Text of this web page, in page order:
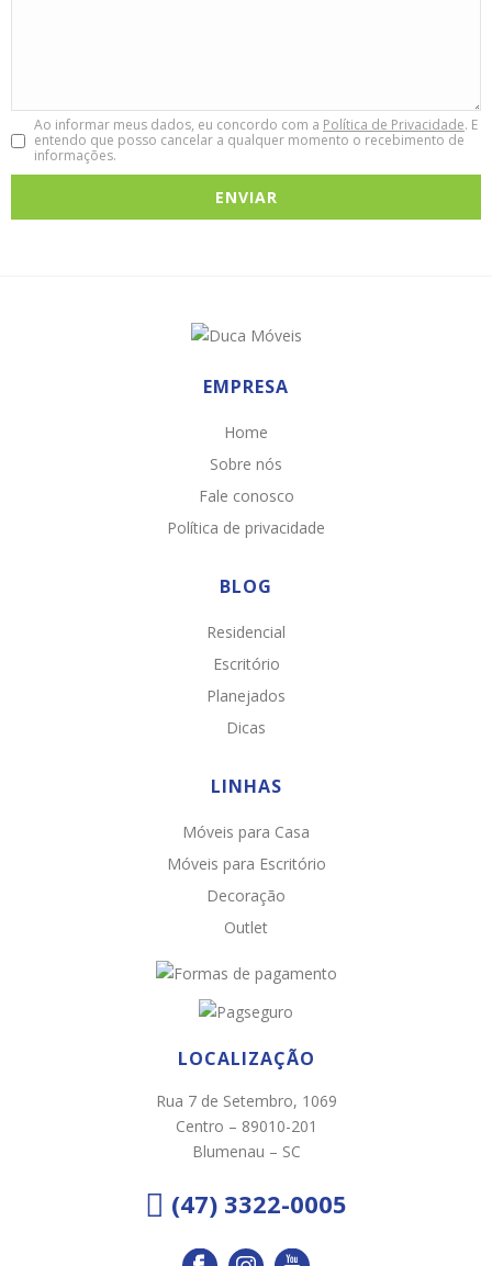
Ao informar meus dados, eu concordo com a Política de Privacidade. E
entendo que posso cancelar a qualquer momento o recebimento de
informações.
EMPRESA
Home
Sobre nós
Fale conosco
Política de privacidade
BLOG
Residencial
Escritório
Planejados
Dicas
LINHAS
Móveis para Casa
Móveis para Escritório
Decoração
Outlet
LOCALIZAÇÃO
Rua 7 de Setembro, 1069
Centro – 89010-201
Blumenau – SC
(47) 3322-0005
Chat WhatsApp
Por favor, preencha os campos abaixo para
Ao informar meus dados e clicar em ‘INICIAR CONVERSA’, eu
concordo com aPolítica de Privacidade